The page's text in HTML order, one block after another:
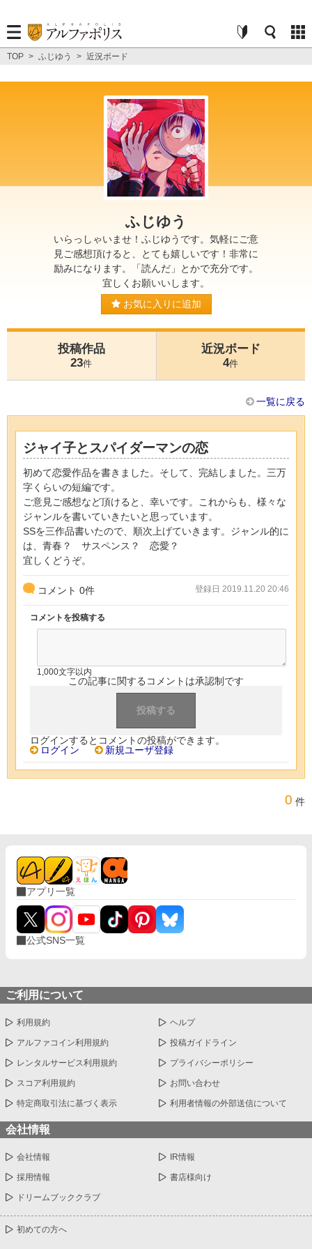
TOP > ふじゆう > 近況ボード
ふじゆう
いらっしゃいませ！ふじゆうです。気軽にご意
見ご感想頂けると、とても嬉しいです！非常に
励みになります。「読んだ」とかで充分です。
宜しくお願いいします。
お気に入りに追加
投稿作品
23件
近況ボード
4件
一覧に戻る
ジャイ子とスパイダーマンの恋
初めて恋愛作品を書きました。そして、完結しました。三万
字くらいの短編です。
ご意見ご感想など頂けると、幸いです。これからも、様々な
ジャンルを書いていきたいと思っています。
SSを三作品書いたので、順次上げていきます。ジャンル的に
は、青春？ サスペンス？ 恋愛？
宜しくどうぞ。
コメント 0件 登録日 2019.11.20 20:46
コメントを投稿する
1,000文字以内
この記事に関するコメントは承認制です
ログインするとコメントの投稿ができます。
ログイン
新規ユーザ登録
0 件
アプリ一覧
公式SNS一覧
ご利用について
利用規約 ヘルプ
アルファコイン利用規約 投稿ガイドライン
レンタルサービス利用規約 プライバシーポリシー
スコア利用規約 お問い合わせ
特定商取引法に基づく表示 利用者情報の外部送信について
会社情報
会社情報 IR情報
採用情報 書店様向け
ドリームブッククラブ
初めての方へ